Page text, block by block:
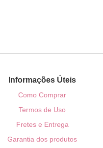
Informações Úteis
Como Comprar
Termos de Uso
Fretes e Entrega
Garantia dos produtos